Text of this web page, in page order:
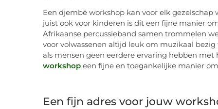
Een djembé workshop kan voor elk
juist ook voor kinderen is dit een fijne manier
Afrikaanse percussieband samen trommelen
voor volwassenen altijd leuk om muzikaal
als mensen geen eerdere ervaring hebben
workshop een fijne en toegankelijke manier
Een fijn adres voor jouw